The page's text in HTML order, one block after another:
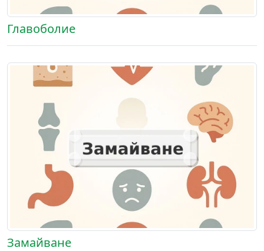
Главоболие
Замайване